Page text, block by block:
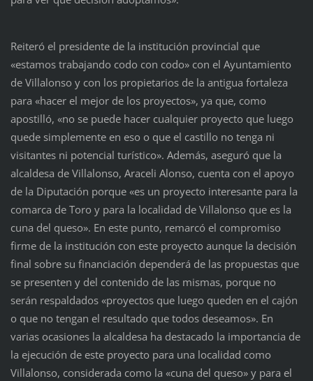
Reiteró el presidente de la institución provincial que
«estamos trabajando codo con codo» con el Ayuntamiento
de Villalonso y con los propietarios de la antigua fortaleza
para «hacer el mejor de los proyectos», ya que, como
apostilló, «no se puede hacer cualquier proyecto que luego
quede simplemente en eso o que el castillo no tenga ni
visitantes ni potencial turístico». Además, aseguró que la
alcaldesa de Villalonso, Araceli Alonso, cuenta con el apoyo
de la Diputación porque «es un proyecto interesante para la
comarca de Toro y para la localidad de Villalonso que es la
cuna del queso». En este punto, remarcó el compromiso
firme de la institución con este proyecto aunque la decisión
final sobre su financiación dependerá de las propuestas que
se presenten y del contenido de las mismas, porque no
serán respaldados «proyectos que luego queden en el cajón
o que no tengan el resultado que todos deseamos». En
varias ocasiones la alcaldesa ha destacado la importancia de
la ejecución de este proyecto para una localidad como
Villalonso, considerada como la «cuna del queso» y para el